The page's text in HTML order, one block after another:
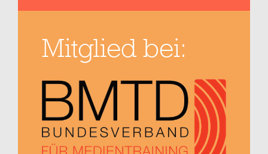
Mitglied bei: